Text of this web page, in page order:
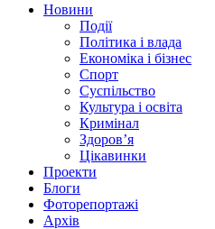
Новини
Події
Політика і влада
Економіка і бізнес
Спорт
Суспільство
Культура і освіта
Кримінал
Здоров’я
Цікавинки
Проекти
Блоги
Фоторепортажі
Архів